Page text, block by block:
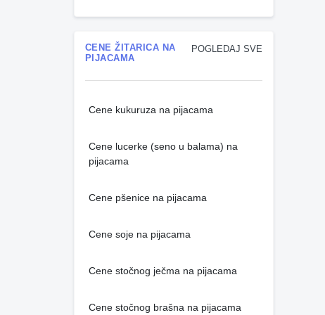
POGLEDAJ SVE
CENE ŽITARICA NA
PIJACAMA
Cene kukuruza na pijacama
Cene lucerke (seno u balama) na
pijacama
Cene pšenice na pijacama
Cene soje na pijacama
Cene stočnog ječma na pijacama
Cene stočnog brašna na pijacama